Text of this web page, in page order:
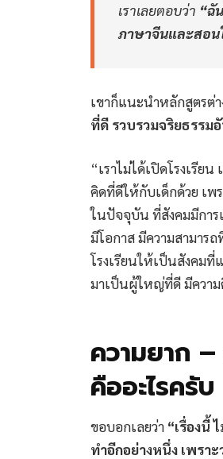
เราเลยตอบว่า “ฉั
ภาษาจีนและสอ
เขาก็แนะนำหลักสูตรต่
ที่ดี รวบรวมจริยธรรม
“เราไม่ได้เปิดโรงเรีย
คิดที่ดีให้กับเด็กด้วย เพ
ในปัจจุบัน ที่สังคมมีการ
มีโอกาส มีความสามาร
โรงเรียนให้เป็นสังคม
มาเป็นผู้ใหญ่ที่ดี มีควา
ความยาก –
คืออะไรครับ
ขอบอกเลยว่า “เรื่องนี้
ทำอีกอย่างหนึ่ง เพรา